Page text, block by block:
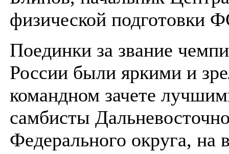
физической подготовки
Поединки за звание
России были яркими и
командном зачете
самбисты
Федерального округа, на